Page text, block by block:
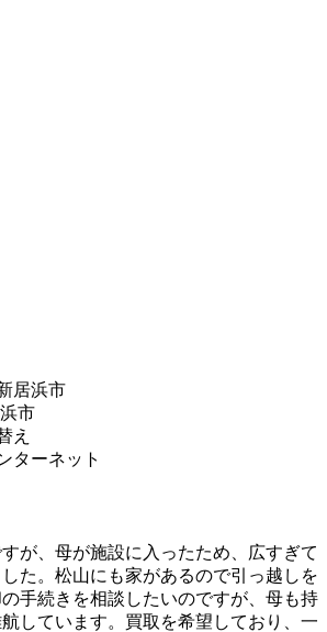
居浜市
市
え
ターネット
が、母が施設に入ったため、広すぎて
た。松山にも家があるので引っ越しを
手続きを相談したいのですが、母も持
しています。買取を希望しており、一